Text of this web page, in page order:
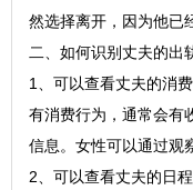
然选择离开，因为他已
二、如何识别丈夫的出
1、可以查看丈夫的消
有消费行为，通常会有
信息。女性可以通过观
2、可以查看丈夫的日